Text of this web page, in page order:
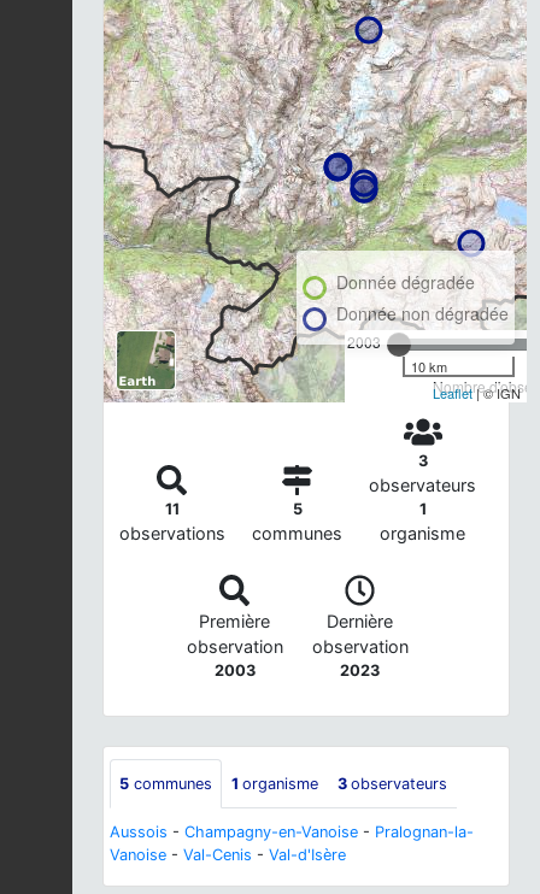
2003
Nombre
Donnée dégradée
Donnée non dégradée
10 km
Leaflet| © IGN
11
observations
5
communes
3
observateurs
1
organisme
Première
observation
2003
Dernière
observation
2023
5 communes 1 organisme 3 observateurs
Aussois - Champagny-en-Vanoise - Pralognan-la-
Vanoise - Val-Cenis - Val-d'Isère